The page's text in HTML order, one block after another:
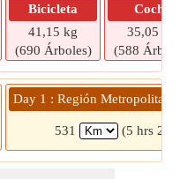
Bicicleta
41,15 kg
(690 Árboles)
Coche
35,05 kg
(588
Day 1 : Región Metropolitana
531 (5 hrs 27